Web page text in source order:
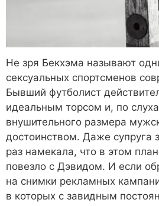
Не зря Бекхэма называют
сексуальных спортсменов
Бывший футболист
идеальным торсом и, по
внушительного размера
достоинством. Даже супруга
раз намекала, что в этом
повезло с Дэвидом. И если
на снимки рекламных
в которых с завидным